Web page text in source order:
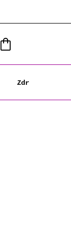
KOŠÍKZdravá výživa